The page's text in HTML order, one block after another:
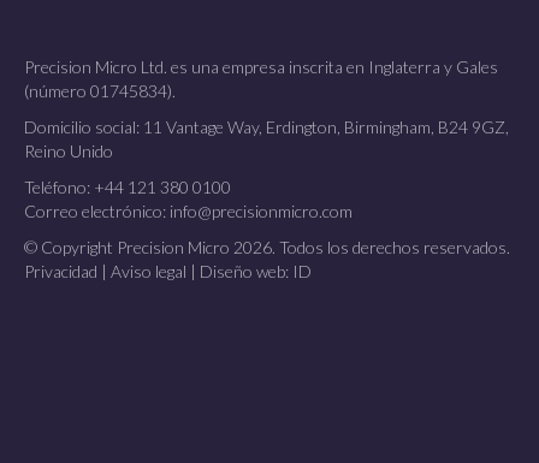
Precision Micro Ltd. es una empresa inscrita en Inglaterra y Gales
(número 01745834).
Domicilio social: 11 Vantage Way, Erdington, Birmingham, B24 9GZ,
Reino Unido
Teléfono: +44 121 380 0100
Correo electrónico: info@precisionmicro.com
© Copyright Precision Micro 2026. Todos los derechos reservados.
Privacidad | Aviso legal | Diseño web: ID